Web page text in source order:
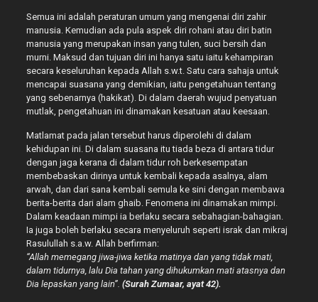
Semua ini adalah peraturan umum yang mengenai diri zahir
manusia. Kemudian ada pula aspek diri rohani atau diri batin
manusia yang merupakan insan yang tulen, suci bersih dan
murni. Maksud dan tujuan diri ini hanya satu iaitu kehampiran
secara keseluruhan kepada Allah s.w.t. Satu cara sahaja untuk
mencapai suasana yang demikian, iaitu pengetahuan tentang
yang sebenarnya (hakikat). Di dalam daerah wujud penyatuan
mutlak, pengetahuan ini dinamakan kesatuan atau keesaan.
Matlamat pada jalan tersebut harus diperolehi di dalam
kehidupan ini. Di dalam suasana itu tiada beza di antara tidur
dengan jaga kerana di dalam tidur roh berkesempatan
membebaskan dirinya untuk kembali kepada asalnya, alam
arwah, dan dari sana kembali semula ke sini dengan membawa
berita-berita dari alam ghaib. Fenomena ini dinamakan mimpi.
Dalam keadaan mimpi ia berlaku secara sebahagian-bahagian.
Ia juga boleh berlaku secara menyeluruh seperti israk dan mikraj
Rasulullah s.a.w. Allah berfirman:
“Allah memegang jiwa-jiwa ketika matinya dan yang tidak mati,
dalam tidurnya, lalu Dia tahan yang dihukumkan mati atasnya dan
Dia lepaskan yang lain”. (Surah Zumaar, ayat 42).